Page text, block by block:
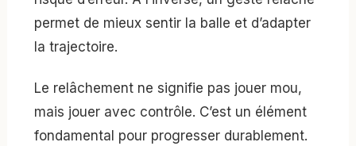
permet de mieux sentir la balle et d’adapter
la trajectoire.
Le relâchement ne signifie pas jouer mou,
mais jouer avec contrôle. C’est un élément
fondamental pour progresser durablement.